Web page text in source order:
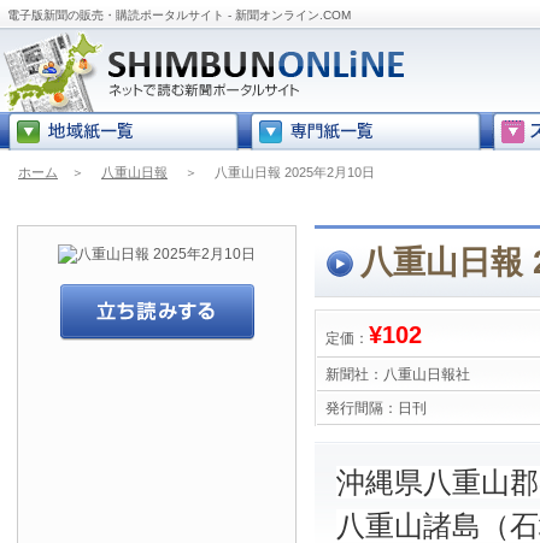
電子版新聞の販売・購読ポータルサイト - 新聞オンライン.COM
ホーム ＞ 八重山日報 ＞ 八重山日報 2025年2月10日
八重山日報
定価： ¥102
新聞社： 八重山日報社
発行間隔： 日刊
沖縄県八重山
八重山諸島（